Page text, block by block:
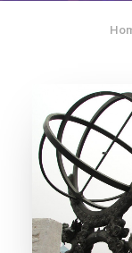
字型大小